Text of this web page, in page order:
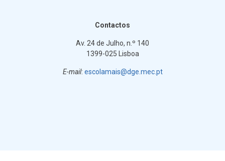
Contactos
Av. 24 de Julho, n.º 140
1399-025 Lisboa
E-mail: escolamais@dge.mec.pt